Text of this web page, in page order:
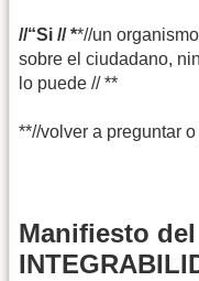
//“Si // **//un
sobre el ciudadano,
lo puede // **
**//volver a preguntar o
Manifiesto